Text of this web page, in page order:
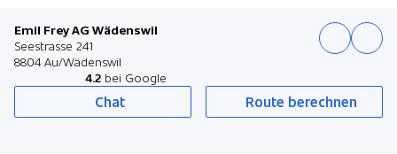
Emil Frey AG Wädenswil
Seestrasse 241
8804 Au/Wädenswil
4.2 bei Google
Chat Route berechnen